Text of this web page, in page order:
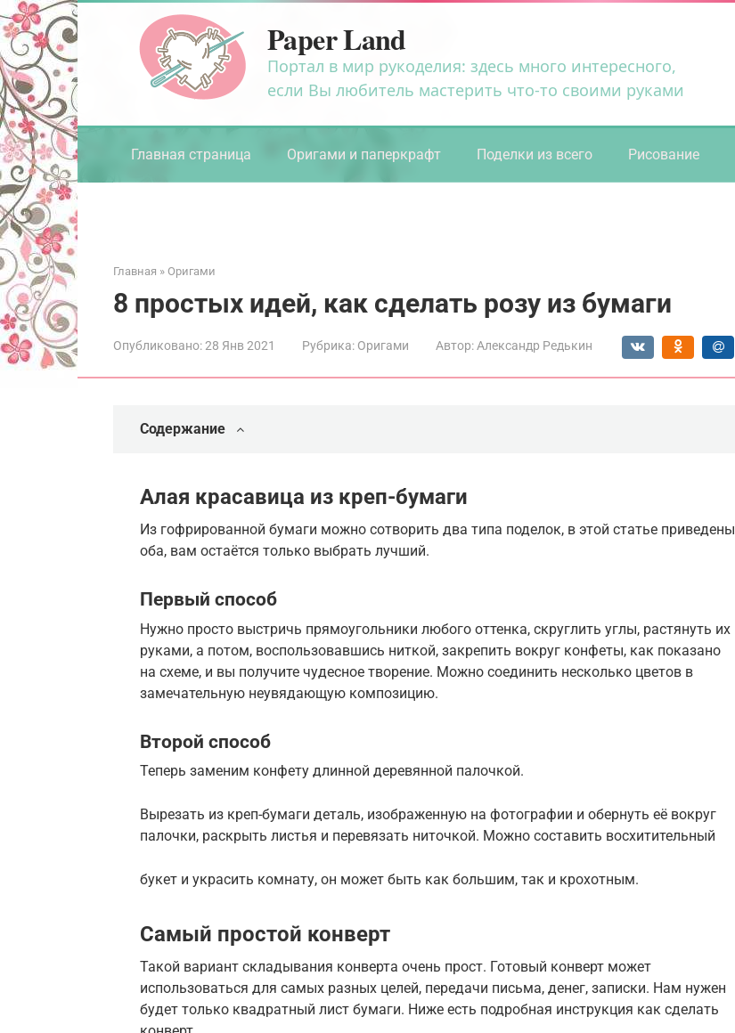
Перейти
к
контенту
Paper Land
Портал в мир рукоделия: здесь много интересного,
если Вы любитель мастерить что-то своими руками
Главная страница Оригами и паперкрафт Поделки из всего Рисование
Главная » Оригами
8 простых идей, как сделать розу из бумаги
Опубликовано:28 Янв 2021 Рубрика: Оригами Автор: Александр Редькин
Содержание
Алая красавица из креп-бумаги
Из гофрированной бумаги можно сотворить два типа поделок, в этой статье приведены
оба, вам остаётся только выбрать лучший.
Первый способ
Нужно просто выстричь прямоугольники любого оттенка, скруглить углы, растянуть их
руками, а потом, воспользовавшись ниткой, закрепить вокруг конфеты, как показано
на схеме, и вы получите чудесное творение. Можно соединить несколько цветов в
замечательную неувядающую композицию.
Второй способ
Теперь заменим конфету длинной деревянной палочкой.
Вырезать из креп-бумаги деталь, изображенную на фотографии и обернуть её вокруг
палочки, раскрыть листья и перевязать ниточкой. Можно составить восхитительный
букет и украсить комнату, он может быть как большим, так и крохотным.
Самый простой конверт
Такой вариант складывания конверта очень прост. Готовый конверт может
использоваться для самых разных целей, передачи письма, денег, записки. Нам нужен
будет только квадратный лист бумаги. Ниже есть подробная инструкция как сделать